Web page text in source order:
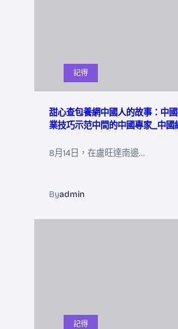
記得
甜心查包養網中國人的故事：中
業技巧示范中間的中國專家_中國
8月14日，在盧旺達南邊…
Byadmin
記得